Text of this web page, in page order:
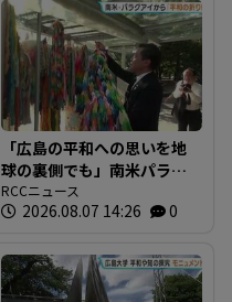
「広島の平和への思いを地
球の裏側でも」南米パラグ
アイから届いた折り鶴 在
日パラグアイ大使が奉納
RCCニュース
2026.08.07 14:26 0